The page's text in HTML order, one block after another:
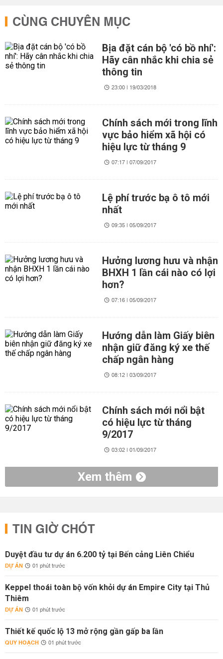
CÙNG CHUYÊN MỤC
Bịa đặt cán bộ 'có bồ nhí':
Hãy cân nhắc khi chia sẻ
thông tin
23:00 | 19/03/2018
Chính sách mới trong lĩnh
vực bảo hiểm xã hội có
hiệu lực từ tháng 9
07:17 | 07/09/2017
Lệ phí trước bạ ô tô mới
nhất
09:35 | 05/09/2017
Hưởng lương hưu và nhận
BHXH 1 lần cái nào có lợi
hơn?
07:16 | 05/09/2017
Hướng dẫn làm Giấy biên
nhận giữ đăng ký xe thế
chấp ngân hàng
08:12 | 03/09/2017
Chính sách mới nổi bật
có hiệu lực từ tháng
9/2017
03:02 | 01/09/2017
Xem thêm
TIN GIỜ CHÓT
Duyệt đầu tư dự án 6.200 tỷ tại Bến cảng Liên Chiểu
DỰ ÁN 01 phút trước
Keppel thoái toàn bộ vốn khỏi dự án Empire City tại Thủ
Thiêm
DỰ ÁN 01 phút trước
Thiết kế quốc lộ 13 mở rộng gần gấp ba lần
QUY HOẠCH 01 phút trước